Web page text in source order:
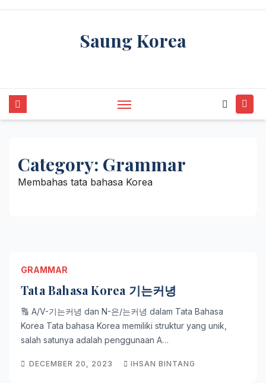
Skip
Saung Korea
Category: Grammar
Membahas tata bahasa Korea
GRAMMAR
Tata Bahasa Korea 기는커녕
🔠 A/V-기는커녕 dan N-은/는커녕 dalam Tata Bahasa
Korea Tata bahasa Korea memiliki struktur yang unik,
salah satunya adalah penggunaan A…
DECEMBER 20, 2023 IHSAN BINTANG